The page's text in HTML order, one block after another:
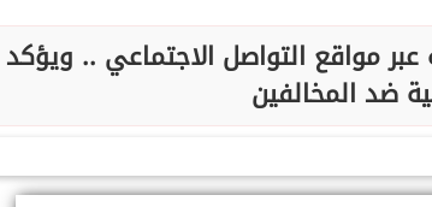
مواقع التواصل الاجتماعي .. ويؤكد
ضد المخالفين